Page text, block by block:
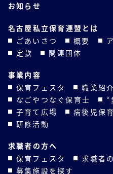
お知らせ
名古屋私立保育連盟とは
ごあいさつ
概要
定款
関連団体
事業内容
保育フェスタ
職業紹
なごやつなぐ保育士
“
子育て広場
病後児保
研修活動
求職者の方へ
保育フェスタ
求職者
募集施設を探す